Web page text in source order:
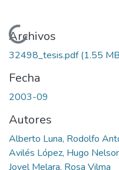
Cargando...
Archivos
32498_tesis.pdf(1.55
Fecha
2003-09
Autores
Alberto Luna, Rodolfo
Avilés López, Hugo
Jovel Melara, Rosa Vilma